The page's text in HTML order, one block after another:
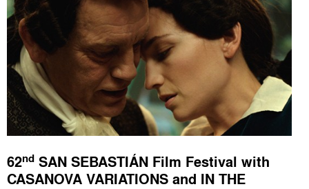
62nd SAN SEBASTIÁN Film Festival with
CASANOVA VARIATIONS and IN THE